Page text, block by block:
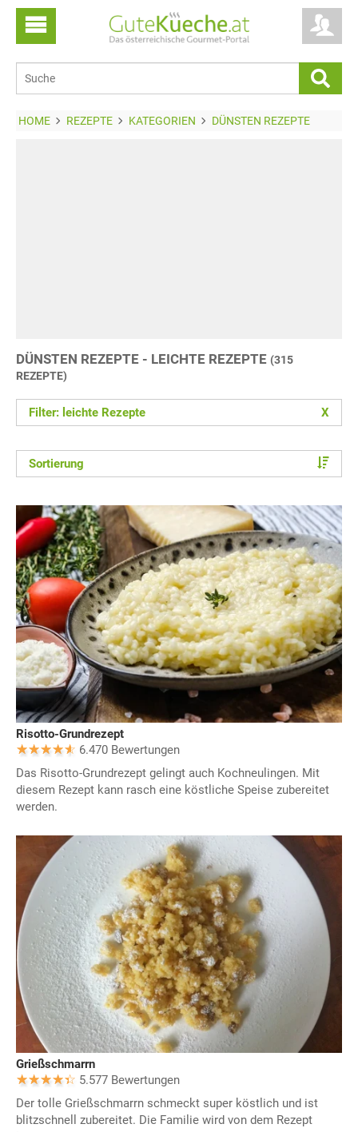
HOME REZEPTE KATEGORIEN DÜNSTEN REZEPTE
DÜNSTEN REZEPTE - LEICHTE REZEPTE (315
REZEPTE)
Filter: leichte Rezepte X
Sortierung
Risotto-Grundrezept
6.470 Bewertungen
Das Risotto-Grundrezept gelingt auch Kochneulingen. Mit
diesem Rezept kann rasch eine köstliche Speise zubereitet
werden.
Grießschmarrn
5.577 Bewertungen
Der tolle Grießschmarrn schmeckt super köstlich und ist
blitzschnell zubereitet. Die Familie wird von dem Rezept